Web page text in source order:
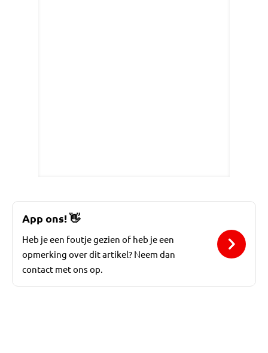
App ons!👋
Heb je een foutje gezien of heb je een
opmerking over dit artikel? Neem dan
contact met ons op.